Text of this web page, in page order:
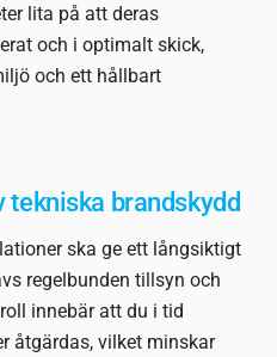
lita på att deras
och i optimalt skick,
och ett hållbart
tekniska brandskydd
ska ge ett långsiktigt
regelbunden tillsyn och
innebär att du i tid
åtgärdas, vilket minskar